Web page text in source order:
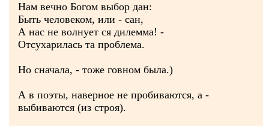
Нам вечно Богом выбор дан:
Быть человеком, или - сан,
А нас не волнует ся дилемма! -
Отсухарилась та проблема.
Но сначала, - тоже говном была.)
А в поэты, наверное не пробиваются, а -
выбиваются (из строя).